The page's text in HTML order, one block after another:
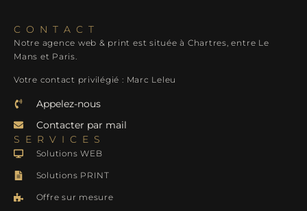
CONTACT
Notre agence web & print est située à Chartres, entre Le
Mans et Paris.
Votre contact privilégié : Marc Leleu
Appelez-nous
Contacter par mail
SERVICES
Solutions WEB
Solutions PRINT
Offre sur mesure